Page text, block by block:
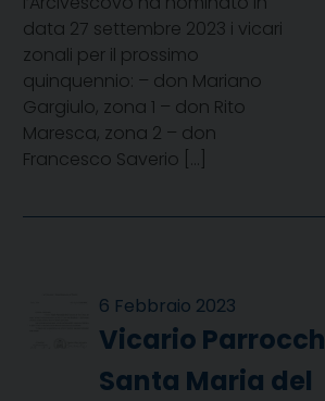
data 27 settembre 2023 i vicari
zonali per il prossimo
quinquennio: – don Mariano
Gargiulo, zona 1 – don Rito
Maresca, zona 2 – don
Francesco Saverio […]
6 Febbraio 2023
Vicario
Santa Maria del